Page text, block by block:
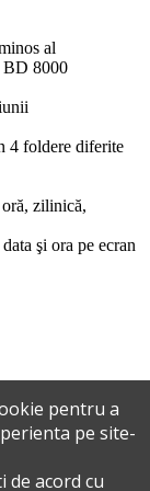
al
BD 8000
4 foldere diferite
zilinică,
şi ora pe ecran
pentru a
pe site-
de acord cu